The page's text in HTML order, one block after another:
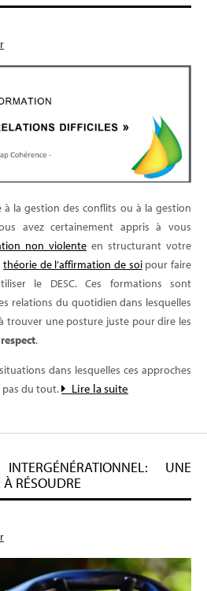
à la gestion des conflits ou à la gestion
avez certainement appris à vous
non violente en structurant votre
théorie de l’affirmation de soipour faire
le DESC. Ces formations sont
relations du quotidien dans lesquelles
trouver une posture juste pour dire les
respect.
dans lesquelles ces approches
du tout.
Lire la suite
UNE
RÉSOUDRE